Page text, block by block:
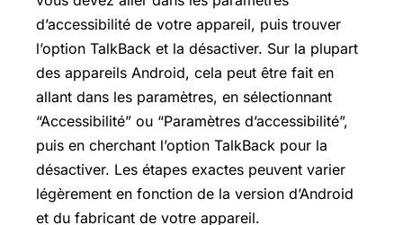
d’accessibilité de votre appareil, puis trouver
l’option TalkBack et la désactiver. Sur la plupart
des appareils Android, cela peut être fait en
allant dans les paramètres, en sélectionnant
“Accessibilité” ou “Paramètres d’accessibilité”,
puis en cherchant l’option TalkBack pour la
désactiver. Les étapes exactes peuvent varier
légèrement en fonction de la version d’Android
et du fabricant de votre appareil.